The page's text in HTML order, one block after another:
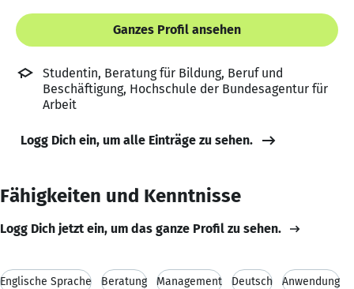
Ganzes Profil ansehen
Studentin, Beratung für Bildung, Beruf und
Beschäftigung, Hochschule der Bundesagentur für
Arbeit
Logg Dich ein, um alle Einträge zu sehen.
Fähigkeiten und Kenntnisse
Logg Dich jetzt ein, um das ganze Profil zu sehen.
Englische Sprache Beratung Management Deutsch Anwendung